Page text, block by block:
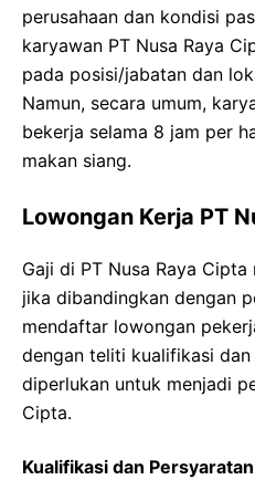
perusahaan dan kondisi
karyawan PT Nusa Raya
pada posisi/jabatan dan
Namun, secara umum,
bekerja selama 8 jam per
makan siang.
Lowongan Kerja PT
Gaji di PT Nusa Raya
jika dibandingkan dengan
mendaftar lowongan
dengan teliti kualifikasi
diperlukan untuk menjadi
Cipta.
Kualifikasi dan Persyaratan